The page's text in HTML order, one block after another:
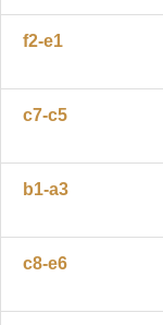
f2-e1
c7-c5
b1-a3
c8-e6